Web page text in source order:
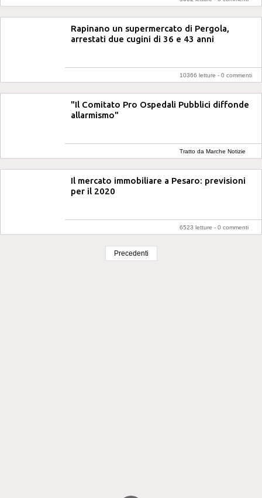
Rapinano un supermercato di Pergola,
arrestati due cugini di 36 e 43 anni
10366 letture - 0 commenti
"Il Comitato Pro Ospedali Pubblici diffonde
allarmismo"
Tratto da Marche Notizie
Il mercato immobiliare a Pesaro: previsioni
per il 2020
6523 letture - 0 commenti
Precedenti